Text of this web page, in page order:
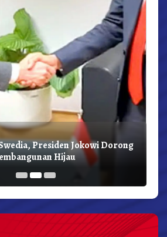
Presiden Jokowi Dorong
Hijau